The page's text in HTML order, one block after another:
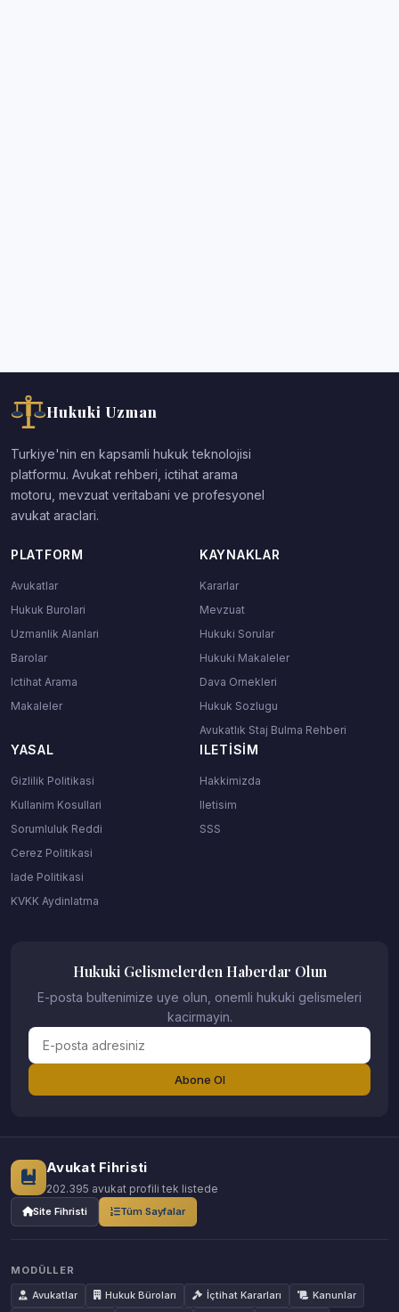
Hukuki Uzman
Turkiye'nin en kapsamli hukuk teknolojisi
platformu. Avukat rehberi, ictihat arama
motoru, mevzuat veritabani ve profesyonel
avukat araclari.
PLATFORM
Avukatlar
Hukuk Burolari
Uzmanlik Alanlari
Barolar
Ictihat Arama
Makaleler
KAYNAKLAR
Kararlar
Mevzuat
Hukuki Sorular
Hukuki Makaleler
Dava Ornekleri
Hukuk Sozlugu
Avukatlık Staj Bulma Rehberi
YASAL
Gizlilik Politikasi
Kullanim Kosullari
Sorumluluk Reddi
Cerez Politikasi
Iade Politikasi
KVKK Aydinlatma
ILETISIM
Hakkimizda
Iletisim
SSS
Hukuki Gelismelerden Haberdar Olun
E-posta bultenimize uye olun, onemli hukuki gelismeleri
kacirmayin.
Abone Ol
Avukat Fihristi
202.395 avukat profili tek listede
Site Fihristi Tüm Sayfalar
MODÜLLER
Avukatlar
Hukuk Büroları İçtihat Kararları
Kanunlar